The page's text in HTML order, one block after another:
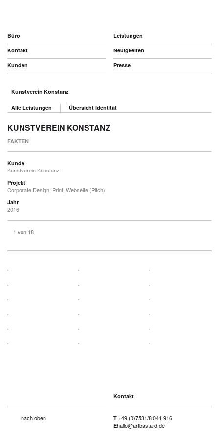
Büro
Leistungen
Kontakt
Neuigkeiten
Kunden
Presse
Kunstverein Konstanz
Alle Leistungen Übersicht Identität
KUNSTVEREIN KONSTANZ
FAKTEN
Kunde
Kunstverein Konstanz
Projekt
Corporate Design, Print, Webseite (Pitch)
Jahr
2016
1 von 18
nach oben
Kontakt
T +49 (0)7531/8 041 916
Ehallo@artbastard.de